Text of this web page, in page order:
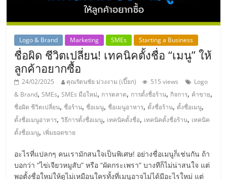
ขาย
หน้า
บ้าน
ลงทุน
น้อย
Logo & Brand Marketing SMEs Starting a Business
ชื่อผิด ชีวิตเปลี่ยน! เทคนิคตั้งชื่อ “เมนู” ให้
ลูกค้าอยากซื้อ
24/02/2025 คุณรัตนชัย ม่วงงาม (เปี๊ยก) 515 views
Logo
& Brand,SMEs,SMEs มือใหม่, การตลาด, การตั้งชื่อร้าน,กิจการ, ค้าขาย,
ชื่อผิด ชีวิตเปลี่ยน, ชื่อร้าน, ชื่อเมนู, ชื่อเมนูอาหาร, ตั้งชื่อร้าน, ตั้งชื่อเมนู,
ตั้งชื่อเมนูอาหาร,วิธีการตั้งชื่อเมนู, เทคนิคตั้งชื่อ, เทคนิคตั้งชื่อร้าน, เทคนิค
ตั้งชื่อเมนู, เพิ่มยอดขาย
อะไรที่แปลกๆ คนเรามักสนใจเป็นพิเศษ! อย่างชื่อเมนูก็เช่นกัน ถ้า
บอกว่า “ไข่เจียวหมูสับ” หรือ “ผัดกระเพรา” บางทีก็ไม่น่าสนใจ แต่
พอตั้งชื่อใหม่ให้ดูไม่เหมือนใครทั้งที่เมนูอาจไม่ได้มีอะไรใหม่ แต่